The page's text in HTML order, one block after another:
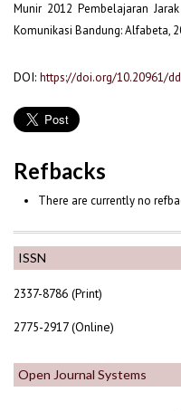
ISSN
2337-8786 (Print)
2775-2917 (Online)
Open Journal Systems
Munir 2012 Pembelajaran
Komunikasi Bandung: Alfabeta,
DOI: https://doi.org/10.20961/
Refbacks
There are currently no